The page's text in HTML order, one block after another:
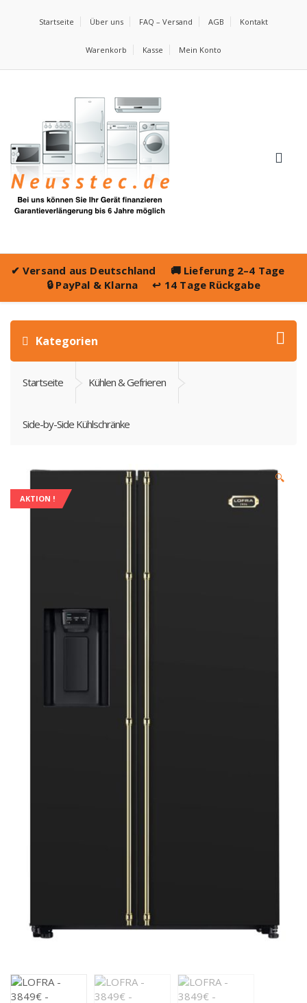
Startseite Über uns FAQ – Versand AGB Kontakt
Warenkorb Kasse Mein Konto
✔ Versand aus Deutschland 🚚 Lieferung 2–4 Tage
🔒 PayPal & Klarna ↩️ 14 Tage Rückgabe
Kategorien
Startseite Kühlen & Gefrieren
Side-by-Side Kühlschränke
AKTION !
🔍